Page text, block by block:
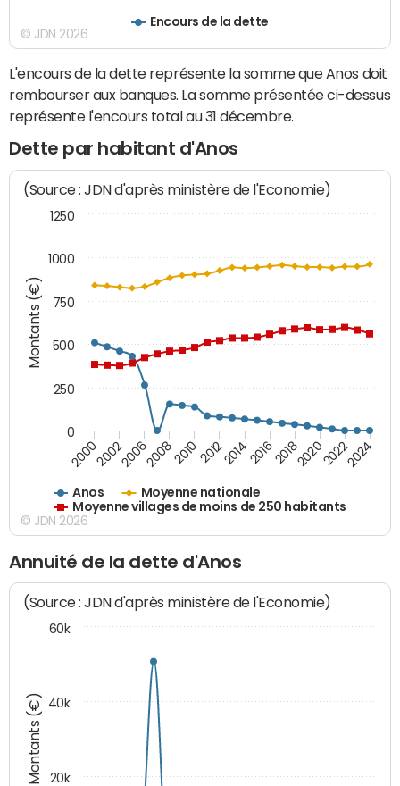
Encours de la dette
© JDN 2026
L'encours de la dette représente la somme que Anos doit
rembourser aux banques. La somme présentée ci-dessus
représente l'encours total au 31 décembre.
Dette par habitant d'Anos
Montants (€)
(Source : JDN d'après ministère de l'Economie)
Anos
Moyenne nationale
Moyenne villages de moins de 250 habitants
200020022006200820102012201420162018202020222024
0
250
500
750
1000
1250
© JDN 2026
Annuité de la dette d'Anos
Montants (€)
(Source : JDN d'après ministère de l'Economie)
20k
40k
60k